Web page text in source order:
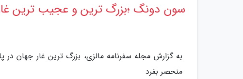
سون دونگ ؛بزرگ ترین و عجیب ترین
به گزارش مجله سفرنامه مالزی، بزرگ ترین غار جهان
منحصر بفرد